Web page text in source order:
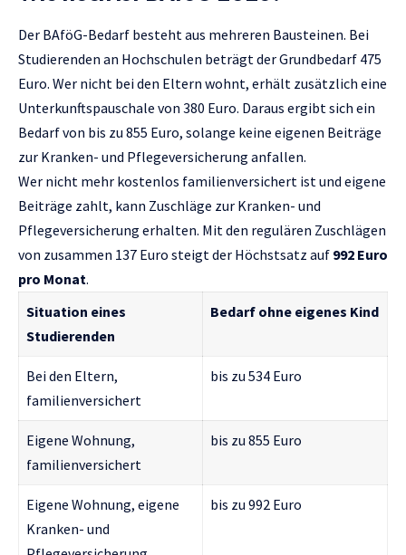
Der BAföG-Bedarf besteht aus mehreren Bausteinen. Bei
Studierenden an Hochschulen beträgt der Grundbedarf 475
Euro. Wer nicht bei den Eltern wohnt, erhält zusätzlich eine
Unterkunftspauschale von 380 Euro. Daraus ergibt sich ein
Bedarf von bis zu 855 Euro, solange keine eigenen Beiträge
zur Kranken- und Pflegeversicherung anfallen.
Wer nicht mehr kostenlos familienversichert ist und eigene
Beiträge zahlt, kann Zuschläge zur Kranken- und
Pflegeversicherung erhalten. Mit den regulären Zuschlägen
von zusammen 137 Euro steigt der Höchstsatz auf 992 Euro
pro Monat.
Situation eines
Studierenden
Bedarf ohne eigenes Kind
Bei den Eltern,
familienversichert
bis zu 534 Euro
Eigene Wohnung,
familienversichert
bis zu 855 Euro
Eigene Wohnung, eigene
Kranken- und
bis zu 992 Euro